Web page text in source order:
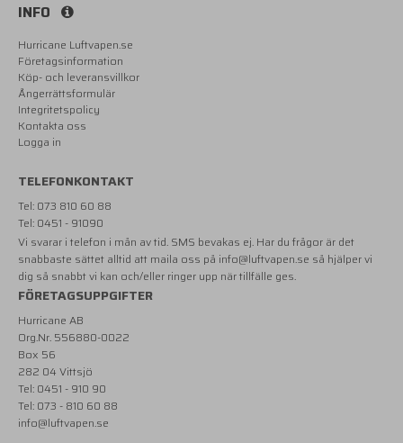
INFO
Hurricane Luftvapen.se
Företagsinformation
Köp- och leveransvillkor
Ångerrättsformulär
Integritetspolicy
Kontakta oss
Logga in
TELEFONKONTAKT
Tel: 073 810 60 88
Tel: 0451 - 91090
Vi svarar i telefon i mån av tid. SMS bevakas ej. Har du frågor är det
snabbaste sättet alltid att maila oss på info@luftvapen.se så hjälper vi
dig så snabbt vi kan och/eller ringer upp när tillfälle ges.
FÖRETAGSUPPGIFTER
Hurricane AB
Org.Nr. 556880-0022
Box 56
282 04 Vittsjö
Tel: 0451 - 910 90
Tel: 073 - 810 60 88
info@luftvapen.se